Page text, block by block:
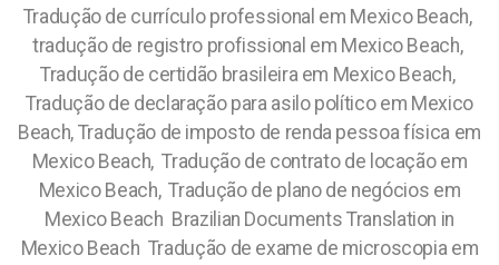
Tradução de currículo professional em Mexico Beach,
tradução de registro profissional em Mexico Beach,
Tradução de certidão brasileira em Mexico Beach,
Tradução de declaração para asilo político em Mexico
Beach, Tradução de imposto de renda pessoa física em
Mexico Beach, Tradução de contrato de locação em
Mexico Beach, Tradução de plano de negócios em
Mexico Beach Brazilian Documents Translation in
Mexico Beach Tradução de exame de microscopia em